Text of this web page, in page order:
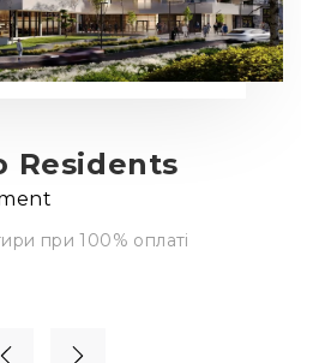
Residents
при 100% оплаті